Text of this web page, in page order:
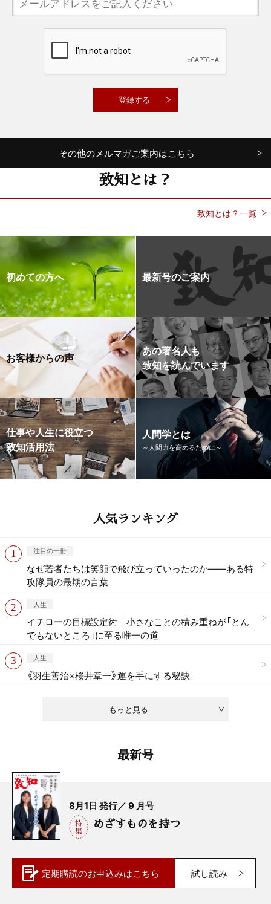
その他のメルマガご案内はこちら
致知とは？
致知とは？一覧
初めての方へ 最新号のご案内
お客様からの声
あの著名人も
致知を読んでいます
仕事や人生に役立つ
致知活用法
人間学とは
～人間力を高めるために～
人気ランキング
もっと見る
注目の一冊
なぜ若者たちは笑顔で飛び立っていったのか——ある特
攻隊員の最期の言葉
人生
イチローの目標設定術｜小さなことの積み重ねが「とん
でもないところ」に至る唯一の道
人生
《羽生善治×桜井章一》運を手にする秘訣
最新号
8月1日 発行／ 9 月号
めざすものを持つ
定期購読のお申込みはこちら 試し読み